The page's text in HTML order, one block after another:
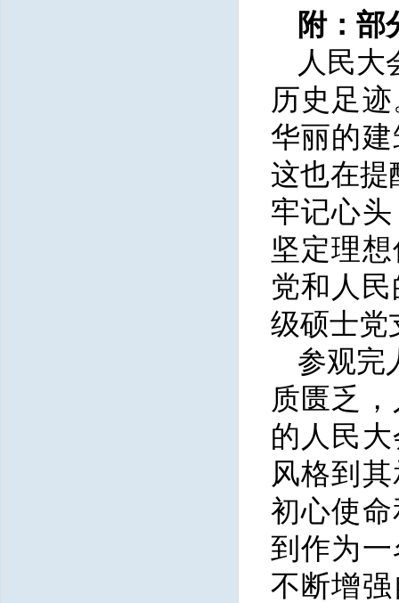
附：部
人民大
历史足
华丽的
这也在提
牢记心
坚定理
党和人
级硕士党
参观完
质匮乏
的人民
风格到
初心使
到作为
不断增